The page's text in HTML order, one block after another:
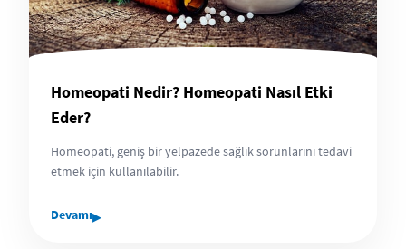
Homeopati Nedir? Homeopati Nasıl Etki
Eder?
Homeopati, geniş bir yelpazede sağlık sorunlarını tedavi
etmek için kullanılabilir.
Devamı▸